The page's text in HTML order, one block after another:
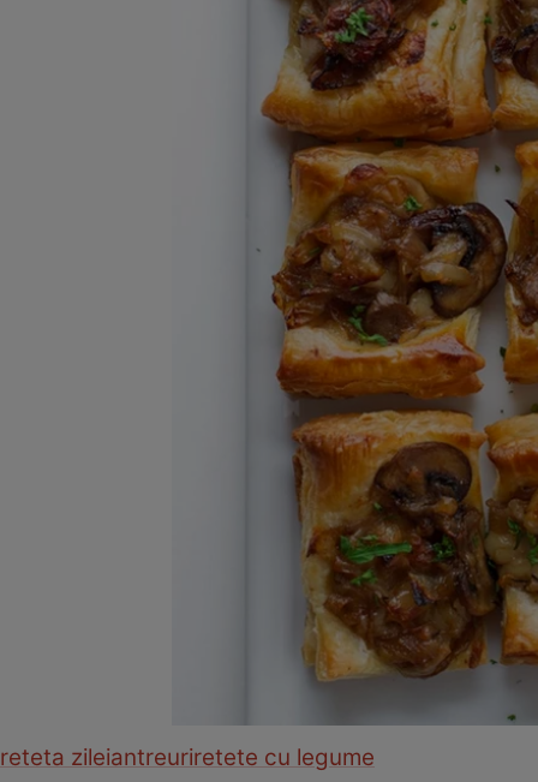
reteta zileiantreuriretete cu legume